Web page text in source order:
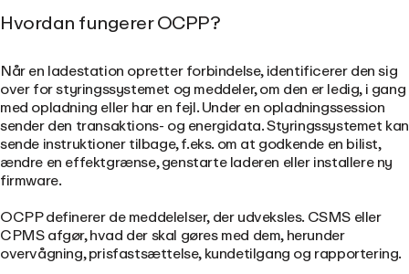
Hvordan fungerer OCPP?
Når en ladestation opretter forbindelse, identificerer den sig
over for styringssystemet og meddeler, om den er ledig, i gang
med opladning eller har en fejl. Under en opladningssession
sender den transaktions- og energidata. Styringssystemet kan
sende instruktioner tilbage, f.eks. om at godkende en bilist,
ændre en effektgrænse, genstarte laderen eller installere ny
firmware.
OCPP definerer de meddelelser, der udveksles. CSMS eller
CPMS afgør, hvad der skal gøres med dem, herunder
overvågning, prisfastsættelse, kundetilgang og rapportering.